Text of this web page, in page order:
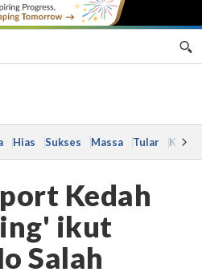
Hias Sukses Massa Tular Kes
Kedah
ikut
Salah